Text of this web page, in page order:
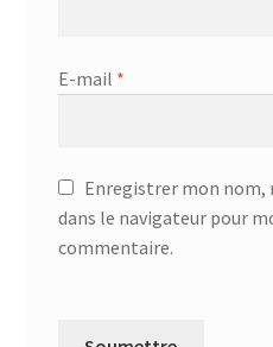
E-mail *
Enregistrer mon
dans le navigateur pour
commentaire.